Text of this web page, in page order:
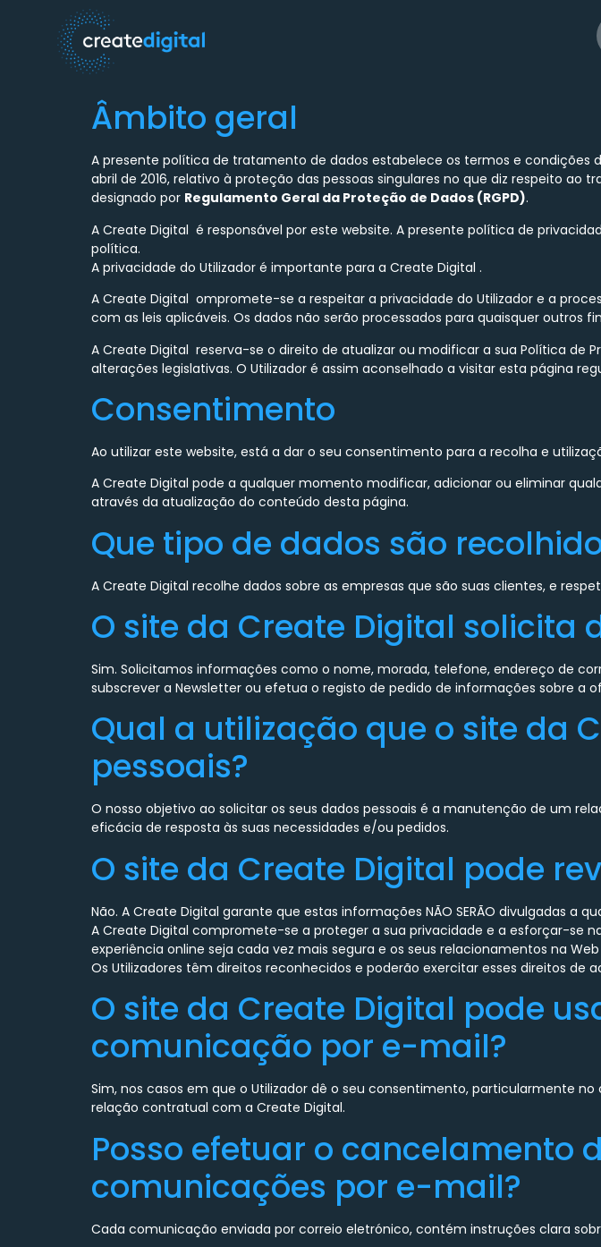
Âmbito geral
A presente política de tratamento de dados estabelece os termos e condições
abril de 2016, relativo à proteção das pessoas singulares no que diz respeito
designado por Regulamento Geral da Proteção de Dados (RGPD).
A Create Digital é responsável por este website. A presente política de
política.
A privacidade do Utilizador é importante para a Create Digital .
A Create Digital ompromete-se a respeitar a privacidade do Utilizador e a
com as leis aplicáveis. Os dados não serão processados para quaisquer outros
A Create Digital reserva-se o direito de atualizar ou modificar a sua Política
alterações legislativas. O Utilizador é assim aconselhado a visitar esta página
Consentimento
Ao utilizar este website, está a dar o seu consentimento para a recolha e
A Create Digital pode a qualquer momento modificar, adicionar ou eliminar
através da atualização do conteúdo desta página.
Que tipo de dados são
A Create Digital recolhe dados sobre as empresas que são suas clientes, e
O site da Create Digital solicita
Sim. Solicitamos informações como o nome, morada, telefone, endereço de
subscrever a Newsletter ou efetua o registo de pedido de informações sobre a
Qual a utilização que o site da
pessoais?
O nosso objetivo ao solicitar os seus dados pessoais é a manutenção de um
eficácia de resposta às suas necessidades e/ou pedidos.
O site da Create Digital pode
Não. A Create Digital garante que estas informações NÃO SERÃO divulgadas a
A Create Digital compromete-se a proteger a sua privacidade e a esforçar-se
experiência online seja cada vez mais segura e os seus relacionamentos na
Os Utilizadores têm direitos reconhecidos e poderão exercitar esses direitos de
O site da Create Digital pode
comunicação por e-mail?
Sim, nos casos em que o Utilizador dê o seu consentimento, particularmente
relação contratual com a Create Digital.
Posso efetuar o cancelamento
comunicações por e-mail?
Cada comunicação enviada por correio eletrónico, contém instruções clara